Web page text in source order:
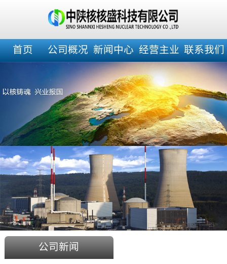
首页 公司概况 新闻中心 经营主业 联系我们
公司新闻